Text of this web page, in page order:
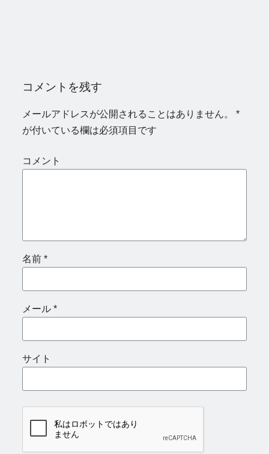
コメントを残す
メールアドレスが公開されることはありません。
*
が付いている欄は必須項目です
コメント
名前*
メール*
サイト